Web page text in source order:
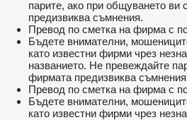
парите, ако при общуването ви
предизвиква съмнения.
Превод по сметка на фирма с
Бъдете внимателни,
като известни фирми чрез
названието. Не превеждайте
фирмата предизвиква
Превод по сметка на фирма с
Бъдете внимателни,
като известни фирми чрез